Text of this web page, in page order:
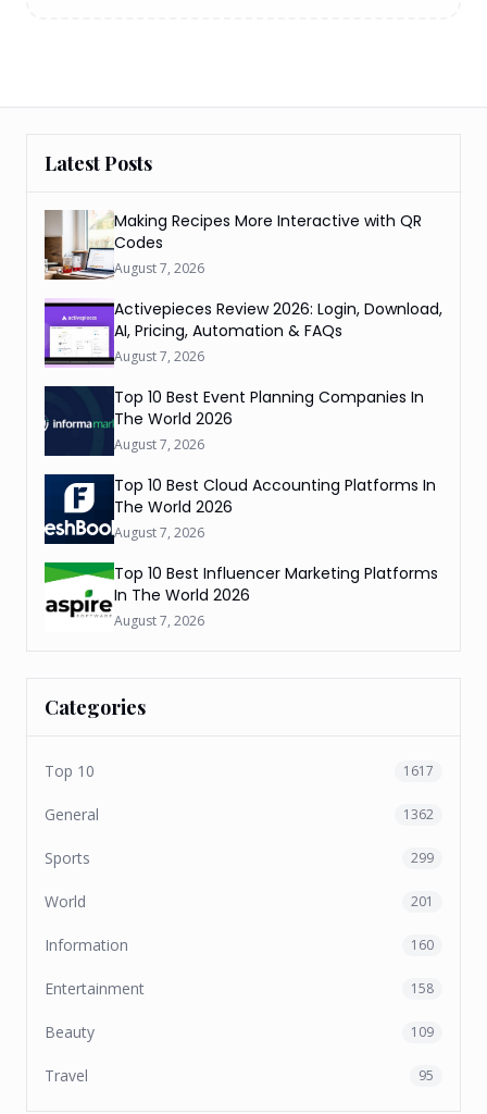
Latest Posts
Making Recipes More Interactive with QR
Codes
August 7, 2026
Activepieces Review 2026: Login, Download,
AI, Pricing, Automation & FAQs
August 7, 2026
Top 10 Best Event Planning Companies In
The World 2026
August 7, 2026
Top 10 Best Cloud Accounting Platforms In
The World 2026
August 7, 2026
Top 10 Best Influencer Marketing Platforms
In The World 2026
August 7, 2026
Categories
Top 10 1617
General 1362
Sports 299
World 201
Information 160
Entertainment 158
Beauty 109
Travel 95